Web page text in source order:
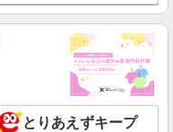
とりあえずキープ